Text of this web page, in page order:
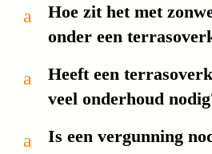
a
Hoe zit het met
onder een
a
Heeft een
veel onderhoud
a
Is een vergunning